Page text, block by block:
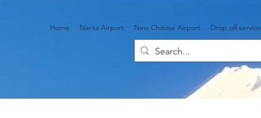
Home Narita Airport New Chitose Airport Drop off service